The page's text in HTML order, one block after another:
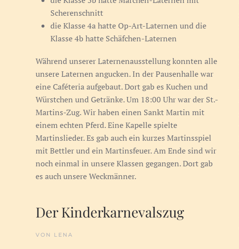
Scherenschnitt
die Klasse 4a hatte Op-Art-Laternen und die
Klasse 4b hatte Schäfchen-Laternen
Während unserer Laternenausstellung konnten alle
unsere Laternen angucken. In der Pausenhalle war
eine Caféteria aufgebaut. Dort gab es Kuchen und
Würstchen und Getränke. Um 18:00 Uhr war der St.-
Martins-Zug. Wir haben einen Sankt Martin mit
einem echten Pferd. Eine Kapelle spielte
Martinslieder. Es gab auch ein kurzes Martinsspiel
mit Bettler und ein Martinsfeuer. Am Ende sind wir
noch einmal in unsere Klassen gegangen. Dort gab
es auch unsere Weckmänner.
Der Kinderkarnevalszug
VON LENA